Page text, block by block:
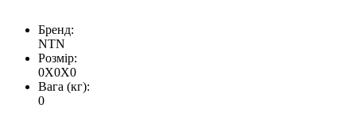
Бренд:
NTN
Розмір:
0X0X0
Вага (кг):
0